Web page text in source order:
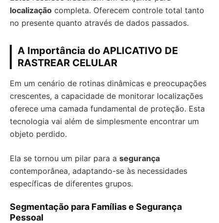
localização completa. Oferecem controle total tanto
no presente quanto através de dados passados.
A Importância do APLICATIVO DE
RASTREAR CELULAR
Em um cenário de rotinas dinâmicas e preocupações
crescentes, a capacidade de monitorar localizações
oferece uma camada fundamental de proteção. Esta
tecnologia vai além de simplesmente encontrar um
objeto perdido.
Ela se tornou um pilar para a segurança
contemporânea, adaptando-se às necessidades
específicas de diferentes grupos.
Segmentação para Famílias e Segurança
Pessoal